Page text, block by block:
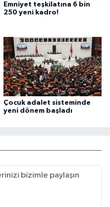
Emniyet teşkilatına 6 bin
250 yeni kadro!
Çocuk adalet sisteminde
yeni dönem başladı